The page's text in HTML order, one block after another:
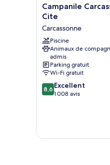
Campanile
Carcassonne
La
Cite
Carcassonne
Campanile
Cite
Carcassonne
Piscine
Animaux de
admis
Parking gratuit
Wi-Fi gratuit
8.6
sur
8,6 Excellent
1 008 avis